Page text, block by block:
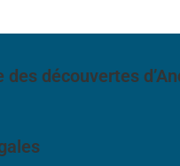
des découvertes